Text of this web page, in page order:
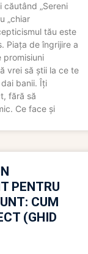
căutând „Sereni
„chiar
tău este
Piața de îngrijire a
promisiuni
vrei să știi la ce te
banii. Îți
fără să
Ce face și
PENTRU
CUM
(GHID